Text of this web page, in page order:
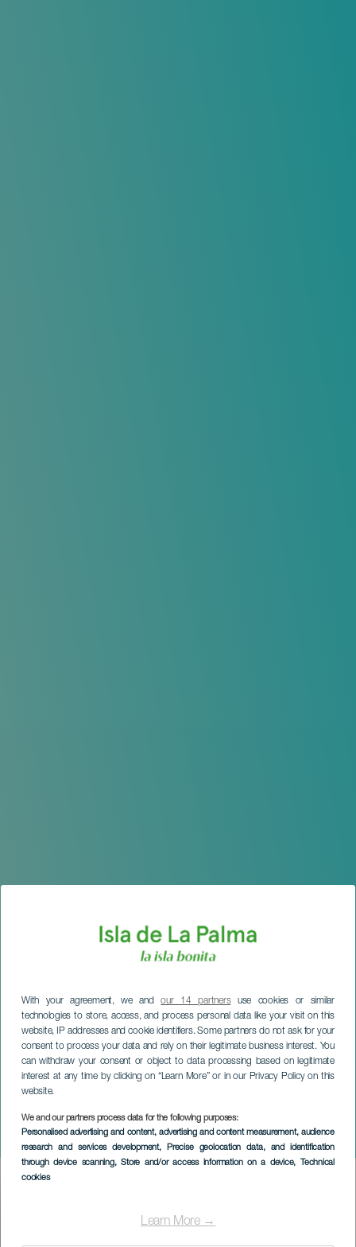
With your agreement, we andour 14 partnersuse cookies or similar
technologies to store, access, and process personal data like your visit on this
website, IP addresses and cookie identifiers. Some partners do not ask for your
consent to process your data and rely on their legitimate business interest. You
can withdraw your consent or object to data processing based on legitimate
interest at any time by clicking on “Learn More” or in our Privacy Policy on this
website.
We and our partners process data for the following purposes:
Personalised advertising and content, advertising and content measurement, audience
research and services development, Precise geolocation data, and identification
through device scanning, Store and/or access information on a device, Technical
cookies
Learn More →
Jonay Martín Quartett im
Konzert
Imagen